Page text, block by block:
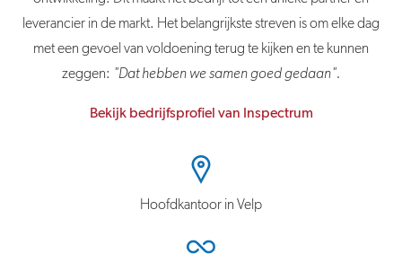
leverancier in de markt. Het belangrijkste streven is om elke dag
met een gevoel van voldoening terug te kijken en te kunnen
zeggen: "Dat hebben we samen goed gedaan".
Bekijk bedrijfsprofiel van Inspectrum
Hoofdkantoor in Velp